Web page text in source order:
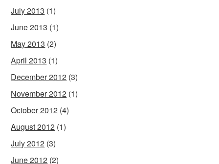
July 2013 (1)
June 2013 (1)
May 2013 (2)
April 2013 (1)
December 2012 (3)
November 2012 (1)
October 2012 (4)
August 2012 (1)
July 2012 (3)
June 2012 (2)